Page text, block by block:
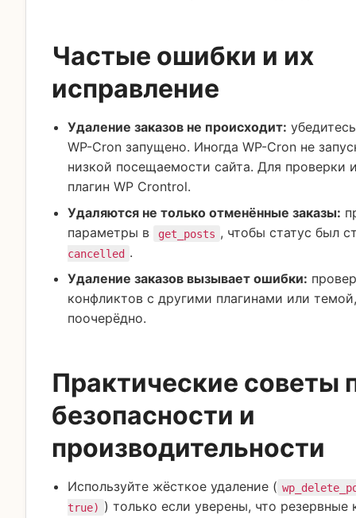
Частые ошибки и их
исправление
Удаление заказов не происходит:
WP-Cron запущено. Иногда WP-Cron не
низкой посещаемости сайта. Для проверки
плагин WP Crontrol.
Удаляются не только отменённые заказы:
параметры в
get_posts , чтобы статус был
cancelled .
Удаление заказов вызывает ошибки:
конфликтов с другими плагинами или
поочерёдно.
Практические советы
безопасности и
производительности
Используйте жёсткое удаление (
true) ) только если уверены, что резервные